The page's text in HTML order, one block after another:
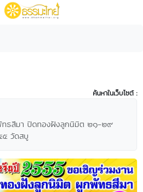
ค้นหาในเว็บไซต์ :
ทธสีมา ปิดทองฝังลูกนิมิต ๒๑-๒๙
วัดสบู